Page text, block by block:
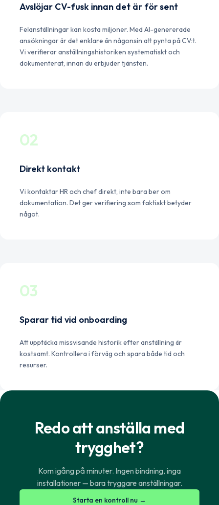
Avslöjar CV-fusk innan det är för sent
Felanställningar kan kosta miljoner. Med AI-genererade
ansökningar är det enklare än någonsin att pynta på CV:t.
Vi verifierar anställningshistoriken systematiskt och
dokumenterat, innan du erbjuder tjänsten.
02
Direkt kontakt
Vi kontaktar HR och chef direkt, inte bara ber om
dokumentation. Det ger verifiering som faktiskt betyder
något.
03
Sparar tid vid onboarding
Att upptäcka missvisande historik efter anställning är
kostsamt. Kontrollera i förväg och spara både tid och
resurser.
Redo att anställa med
trygghet?
Kom igång på minuter. Ingen bindning, inga
installationer — bara tryggare anställningar.
Starta en kontroll nu →
Norsk English